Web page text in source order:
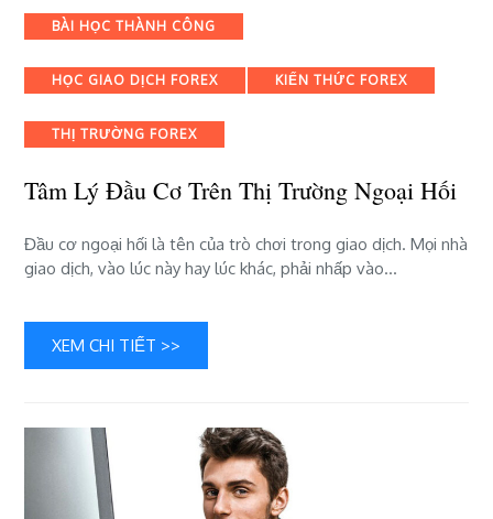
lý
đầu
trên
trường
hối
Categories
BÀI HỌC THÀNH CÔNG
HỌC GIAO DỊCH FOREX KIẾN THỨC FOREX
THỊ TRƯỜNG FOREX
Tâm Lý Đầu Cơ Trên Thị Trường Ngoại Hối
Đầu cơ ngoại hối là tên của trò chơi trong giao dịch. Mọi nhà
giao dịch, vào lúc này hay lúc khác, phải nhấp vào…
XEM CHI TIẾT >>